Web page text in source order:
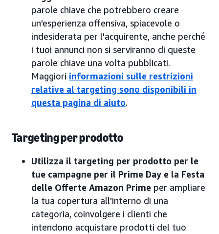
parole chiave che potrebbero creare
un'esperienza offensiva, spiacevole o
indesiderata per l'acquirente, anche perché
i tuoi annunci non si serviranno di queste
parole chiave una volta pubblicati.
Maggiori informazioni sulle restrizioni
relative al targeting sono disponibili in
questa pagina di aiuto.
Targeting per prodotto
Utilizza il targeting per prodotto per le
tue campagne per il Prime Day e la Festa
delle Offerte Amazon Prime per ampliare
la tua copertura all'interno di una
categoria, coinvolgere i clienti che
intendono acquistare prodotti del tuo